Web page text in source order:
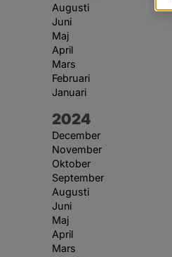
Augusti
Juni
Maj
April
Mars
Februari
Januari
År:
2024
December
November
Oktober
September
Augusti
Juni
Maj
April
Mars